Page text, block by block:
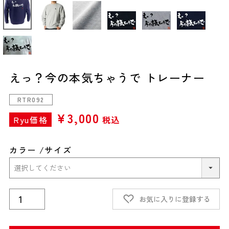
えっ？今の本気ちゃうで トレーナー
RTR092
Ryu価格 ¥3,000 税込
カラー サイズ
お気に入りに登録する